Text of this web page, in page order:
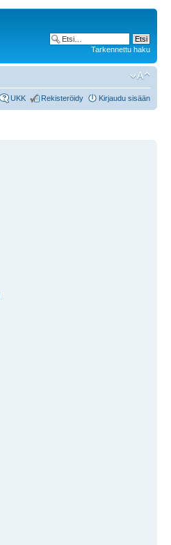
Tarkennettu haku
UKK Rekisteröidy Kirjaudu sisään